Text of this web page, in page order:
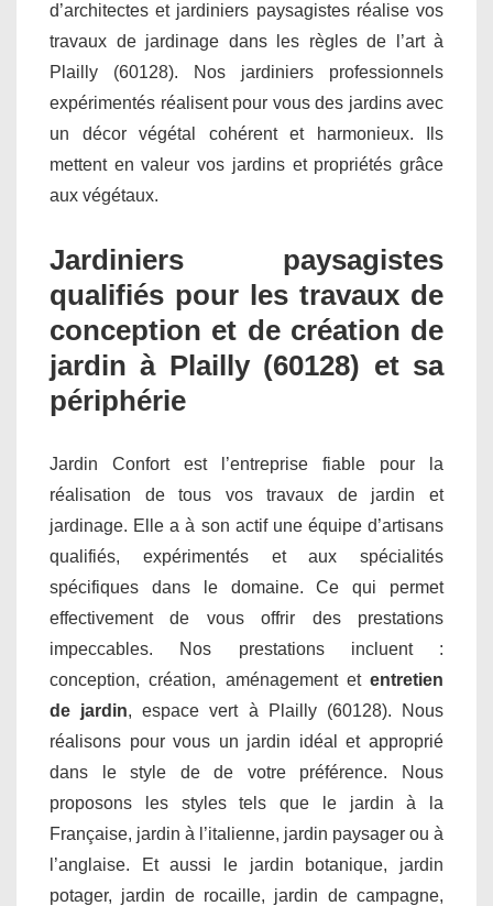
d’architectes et jardiniers paysagistes réalise vos
travaux de jardinage dans les règles de l’art à
Plailly (60128). Nos jardiniers professionnels
expérimentés réalisent pour vous des jardins avec
un décor végétal cohérent et harmonieux. Ils
mettent en valeur vos jardins et propriétés grâce
aux végétaux.
Jardiniers paysagistes
qualifiés pour les travaux de
conception et de création de
jardin à Plailly (60128) et sa
périphérie
Jardin Confort est l’entreprise fiable pour la
réalisation de tous vos travaux de jardin et
jardinage. Elle a à son actif une équipe d’artisans
qualifiés, expérimentés et aux spécialités
spécifiques dans le domaine. Ce qui permet
effectivement de vous offrir des prestations
impeccables. Nos prestations incluent :
conception, création, aménagement et entretien
de jardin, espace vert à Plailly (60128). Nous
réalisons pour vous un jardin idéal et approprié
dans le style de de votre préférence. Nous
proposons les styles tels que le jardin à la
Française, jardin à l’italienne, jardin paysager ou à
l’anglaise. Et aussi le jardin botanique, jardin
potager, jardin de rocaille, jardin de campagne,